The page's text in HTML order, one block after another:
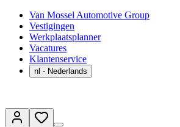
Van Mossel Automotive Group
Vestigingen
Werkplaatsplanner
Vacatures
Klantenservice
nl - Nederlands